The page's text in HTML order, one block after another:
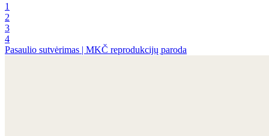
1
2
3
4
Pasaulio sutvėrimas | MKČ reprodukcijų paroda